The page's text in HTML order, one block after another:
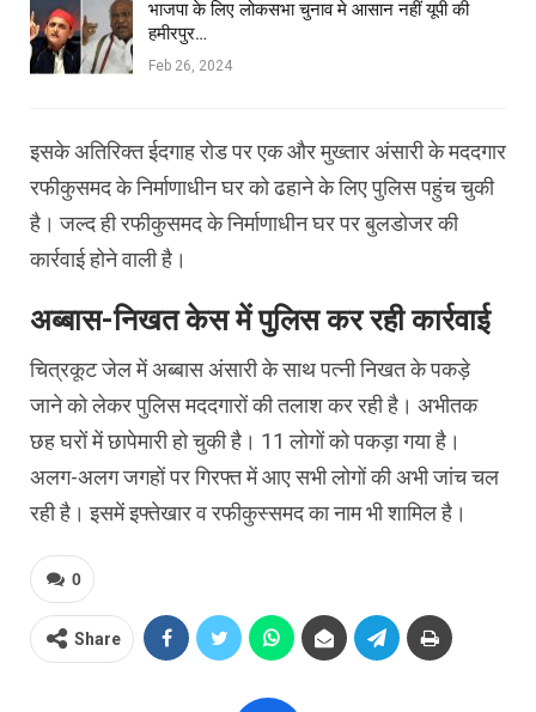
भाजपा के लिए लोकसभा चुनाव मे आसान नहीं यूपी की
हमीरपुर…
Feb 26, 2024
इसके अतिरिक्त ईदगाह रोड पर एक और मुख्तार अंसारी के मददगार
रफीकुसमद के निर्माणाधीन घर को ढहाने के लिए पुलिस पहुंच चुकी
है। जल्द ही रफीकुसमद के निर्माणाधीन घर पर बुलडोजर की
कार्रवाई होने वाली है।
अब्बास-निखत केस में पुलिस कर रही कार्रवाई
चित्रकूट जेल में अब्‍बास अंसारी के साथ पत्नी निखत के पकड़े
जाने को लेकर पुल‍िस मददगारों की तलाश कर रही है। अभीतक
छह घरों में छापेमारी हो चुकी है। 11 लोगों को पकड़ा गया है।
अलग-अलग जगहों पर गिरफ्त में आए सभी लोगों की अभी जांच चल
रही है। इसमें इफ्तेखार व रफीकुस्समद का नाम भी शामिल है।
0
Share